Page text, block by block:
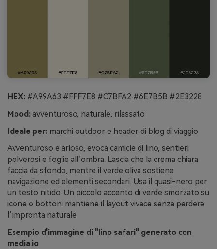
HEX: #A99A63 #FFF7E8 #C7BFA2 #6E7B5B #2E3228
Mood: avventuroso, naturale, rilassato
Ideale per: marchi outdoor e header di blog di viaggio
Avventuroso e arioso, evoca camicie di lino, sentieri
polverosi e foglie all’ombra. Lascia che la crema chiara
faccia da sfondo, mentre il verde oliva sostiene
navigazione ed elementi secondari. Usa il quasi-nero per
un testo nitido. Un piccolo accento di verde smorzato su
icone o bottoni mantiene il layout vivace senza perdere
l’impronta naturale.
Esempio d'immagine di "lino safari" generato con
media.io